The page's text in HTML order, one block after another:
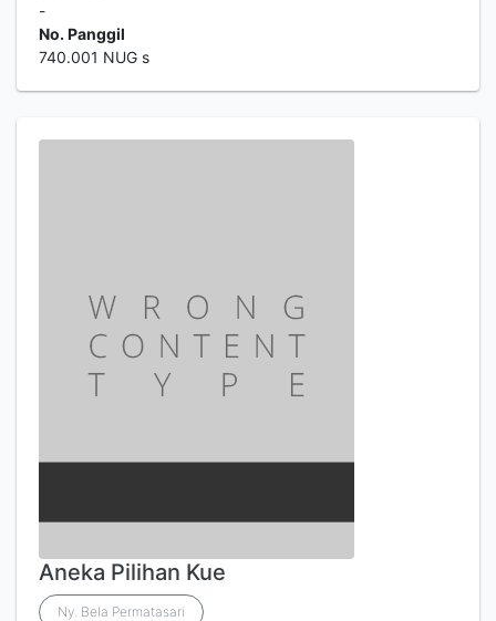
-
No. Panggil
740.001 NUG s
Aneka Pilihan Kue
Ny. Bela Permatasari